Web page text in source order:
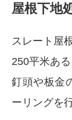
屋根下地
スレート屋
250平米あ
釘頭や板金
ーリングを